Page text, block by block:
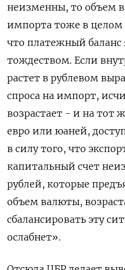
неизменны, то объем
импорта тоже в целом
что платежный баланс
тождеством. Если
растет в рублевом
спроса на импорт,
возрастает - и на тот
евро или юаней,
в силу того, что
капитальный счет
рублей, которые
объем валюты,
сбалансировать эту
ослабнет».